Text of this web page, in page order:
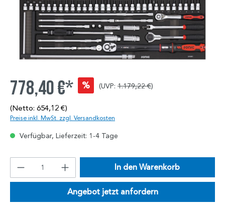
778,40 €* % (UVP: 1.179,22 €)
(Netto: 654,12 €)
Preise inkl. MwSt. zzgl. Versandkosten
Verfügbar, Lieferzeit: 1-4 Tage
In den Warenkorb
Angebot jetzt anfordern